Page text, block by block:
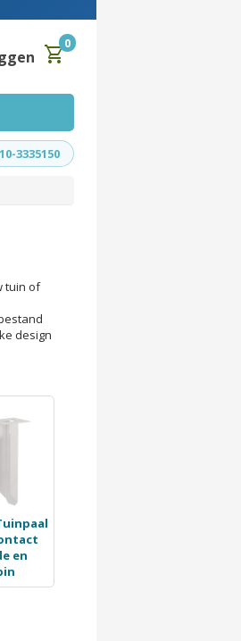
shopping_cart0
3335150
tuin of
design
en